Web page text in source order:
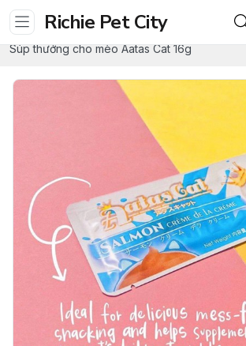
Richie Pet City
Trang chủ
SNACK THƯỞNG - ĐỒ ĂN VẶT
SNACK THƯỞNG CHO MÈO
Súp thưởng cho mèo Aatas Cat 16g